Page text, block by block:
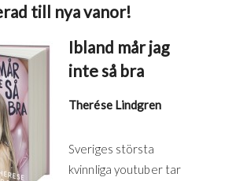
till nya vanor!
Ibland mår jag
inte så bra
Therése Lindgren
Sveriges största
kvinnliga youtuber tar